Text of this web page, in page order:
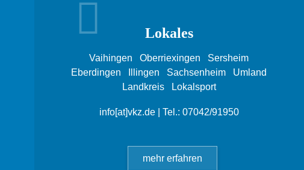
Lokales
Vaihingen Oberriexingen
Sersheim
Eberdingen
Illingen Sachsenheim
Umland
Landkreis
Lokalsport
info[at]vkz.de| Tel.: 07042/91950
mehr erfahren